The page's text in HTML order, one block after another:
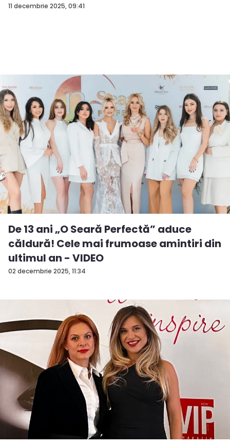
11 decembrie 2025, 09:41
02 decembrie 2025, 11:34
De 13 ani „O Seară Perfectă” aduce
căldură! Cele mai frumoase amintiri din
ultimul an - VIDEO